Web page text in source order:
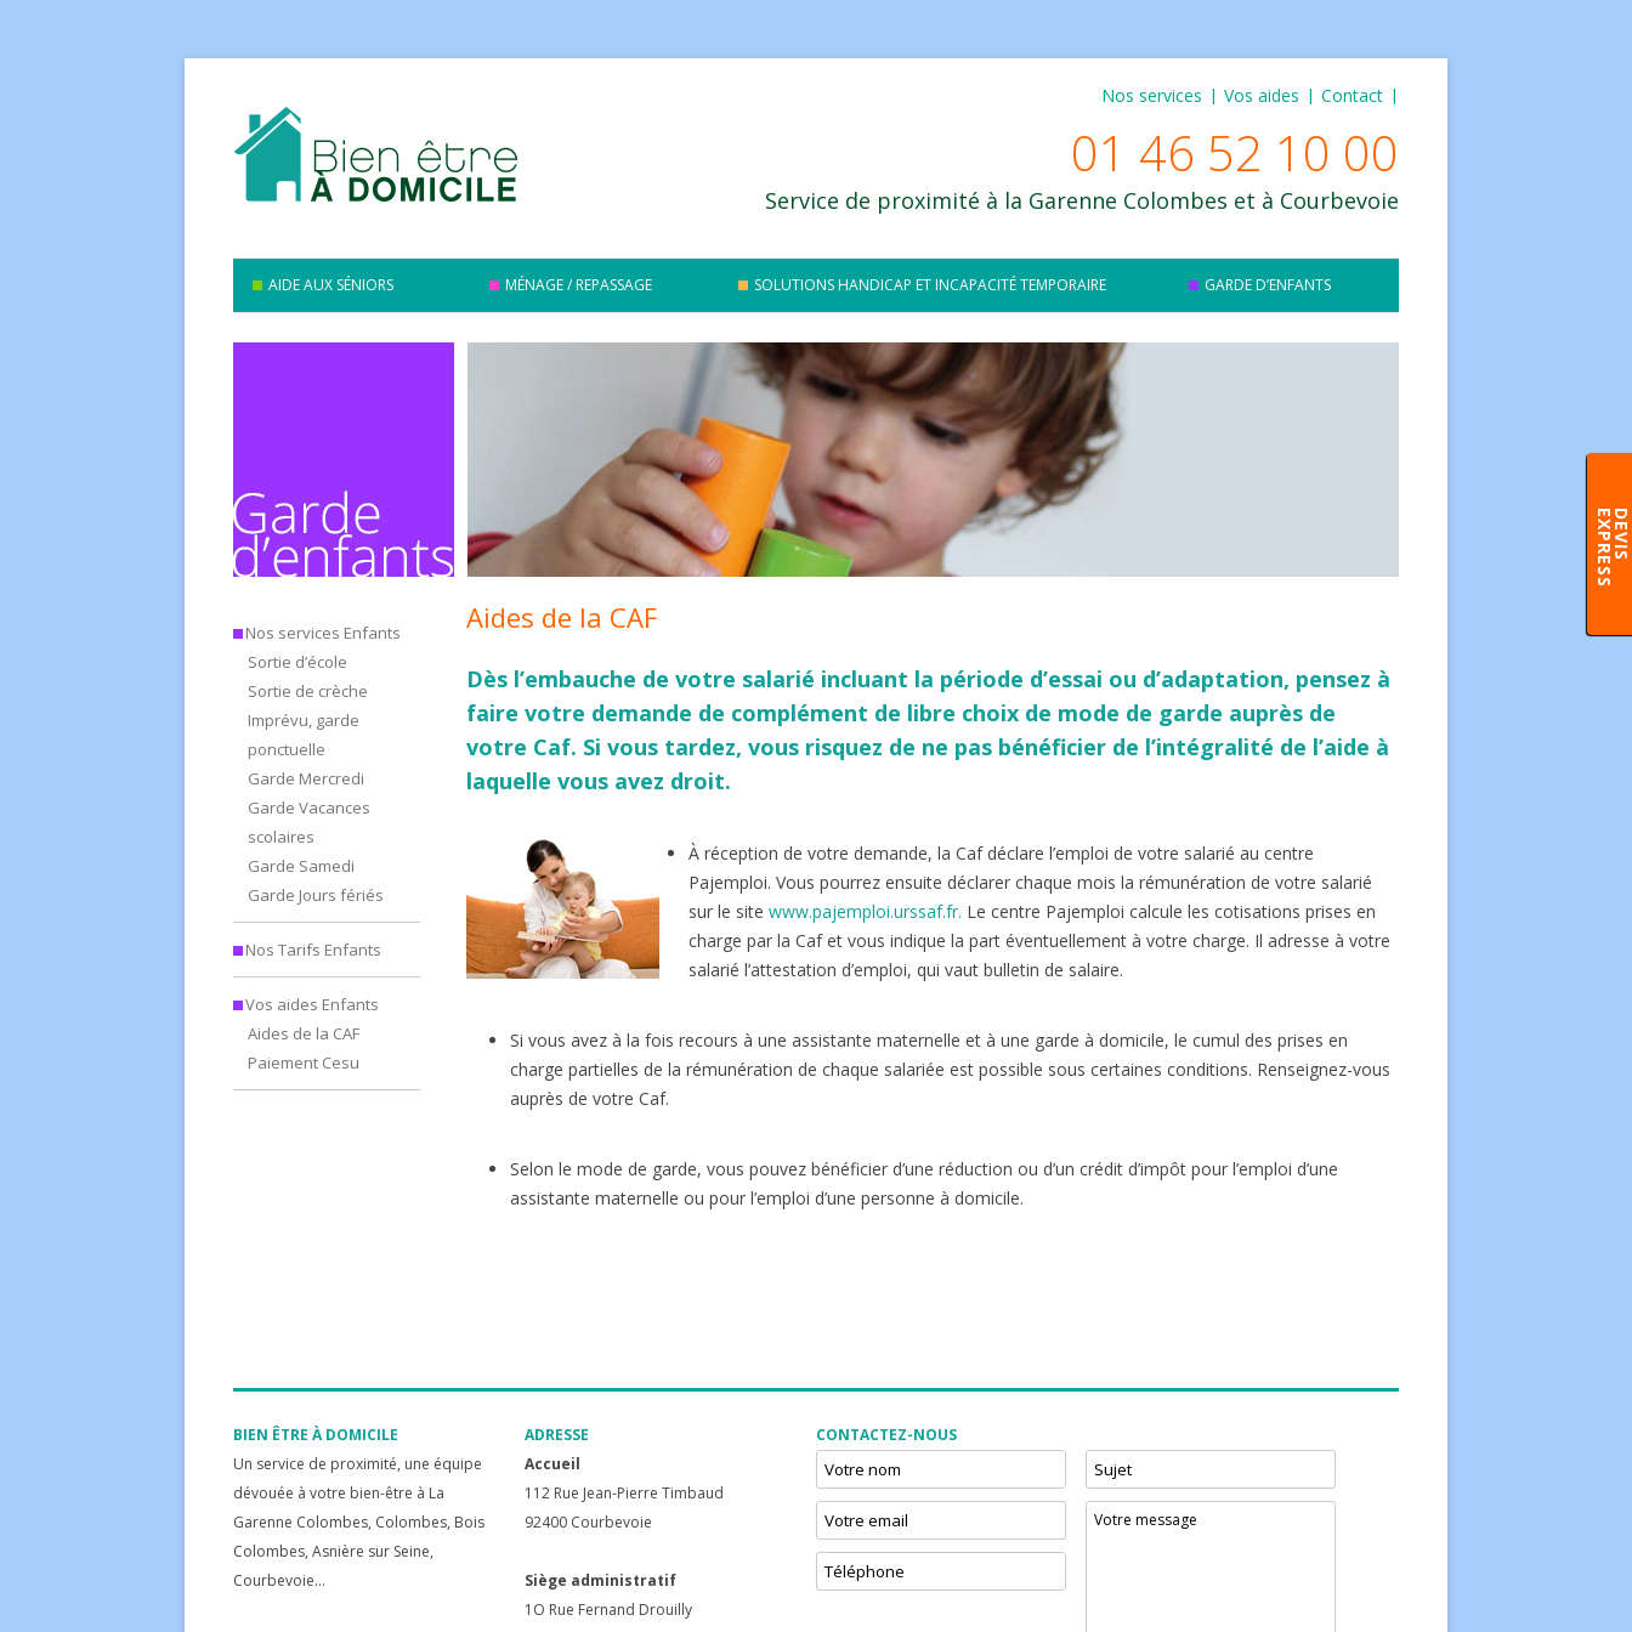
D
E
V
I
S
E
X
P
R
E
S
S
Nos services Vos aides Contact
01 46 52 10 00
Service de proximité à la Garenne Colombes et à Courbevoie
Aller au contenu principal
AIDE AUX SÉNIORS MÉNAGE / REPASSAGE SOLUTIONS HANDICAP ET INCAPACITÉ TEMPORAIRE GARDE D’ENFANTS
Aides de la CAF
Dès l’embauche de votre salarié incluant la période d’essai ou d’adaptation, pensez à
faire votre demande de complément de libre choix de mode de garde auprès de
votre Caf. Si vous tardez, vous risquez de ne pas bénéficier de l’intégralité de l’aide à
laquelle vous avez droit.
À réception de votre demande, la Caf déclare l’emploi de votre salarié au centre
Pajemploi. Vous pourrez ensuite déclarer chaque mois la rémunération de votre salarié
sur le site www.pajemploi.urssaf.fr. Le centre Pajemploi calcule les cotisations prises en
charge par la Caf et vous indique la part éventuellement à votre charge. Il adresse à votre
salarié l’attestation d’emploi, qui vaut bulletin de salaire.
Si vous avez à la fois recours à une assistante maternelle et à une garde à domicile, le cumul des prises en
charge partielles de la rémunération de chaque salariée est possible sous certaines conditions. Renseignez-vous
auprès de votre Caf.
Selon le mode de garde, vous pouvez bénéficier d’une réduction ou d’un crédit d’impôt pour l’emploi d’une
assistante maternelle ou pour l’emploi d’une personne à domicile.
Nos services Enfants
Sortie d’école
Sortie de crèche
Imprévu, garde
ponctuelle
Garde Mercredi
Garde Vacances
scolaires
Garde Samedi
Garde Jours fériés
Nos Tarifs Enfants
Vos aides Enfants
Aides de la CAF
Paiement Cesu
BIEN ÊTRE À DOMICILE
Un service de proximité, une équipe
dévouée à votre bien-être à La
Garenne Colombes, Colombes, Bois
Colombes, Asnière sur Seine,
Courbevoie...
ADRESSE
Accueil
112 Rue Jean-Pierre Timbaud
92400 Courbevoie
Siège administratif
1O Rue Fernand Drouilly
CONTACTEZ-NOUS